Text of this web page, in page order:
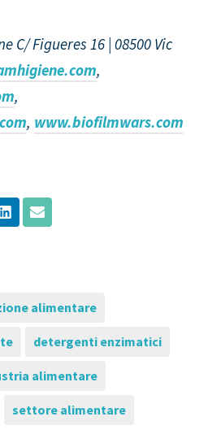
C/ Figueres 16 | 08500 Vic
,
,
, www.biofilmwars.com
alimentare
detergenti enzimatici
alimentare
settore alimentare